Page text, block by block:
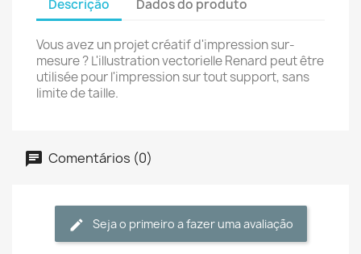
Descrição Dados do produto
Vous avez un projet créatif d'impression sur-
mesure ? L'illustration vectorielle Renard peut être
utilisée pour l'impression sur tout support, sans
limite de taille.
Comentários (0)
Seja o primeiro a fazer uma avaliação